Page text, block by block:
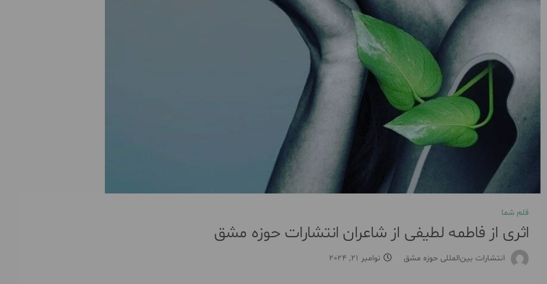
قلم شما
اثری از فاطمه لطیفی از شاعران انتشارات حوزه مشق
انتشارات بین‌المللی حوزه مشق نوامبر 21, 2024